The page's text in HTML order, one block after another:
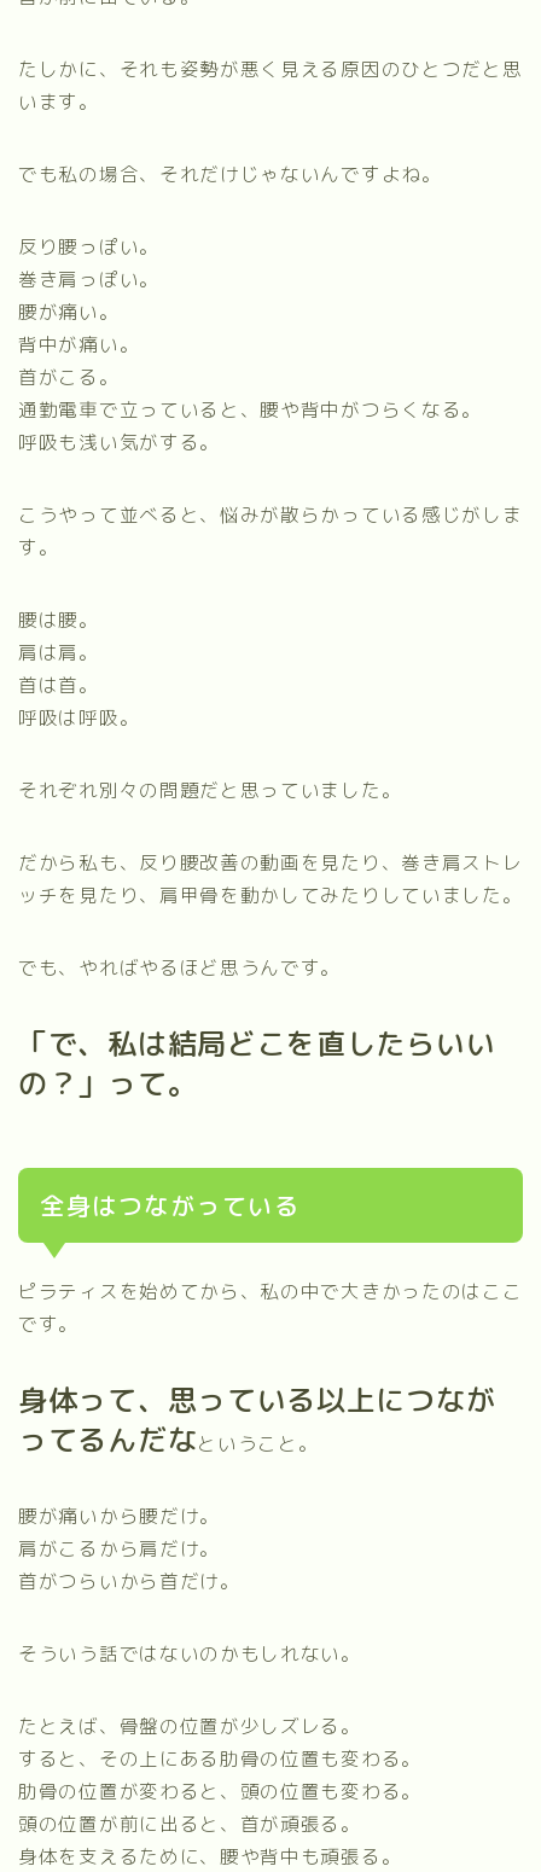
たしかに、それも姿勢が悪く見える原因のひとつだと思
います。
でも私の場合、それだけじゃないんですよね。
反り腰っぽい。
巻き肩っぽい。
腰が痛い。
背中が痛い。
首がこる。
通勤電車で立っていると、腰や背中がつらくなる。
呼吸も浅い気がする。
こうやって並べると、悩みが散らかっている感じがしま
す。
腰は腰。
肩は肩。
首は首。
呼吸は呼吸。
それぞれ別々の問題だと思っていました。
だから私も、反り腰改善の動画を見たり、巻き肩ストレ
ッチを見たり、肩甲骨を動かしてみたりしていました。
でも、やればやるほど思うんです。
「で、私は結局どこを直したらいい
の？」って。
全身はつながっている
ピラティスを始めてから、私の中で大きかったのはここ
です。
身体って、思っている以上につなが
ってるんだなということ。
腰が痛いから腰だけ。
肩がこるから肩だけ。
首がつらいから首だけ。
そういう話ではないのかもしれない。
たとえば、骨盤の位置が少しズレる。
すると、その上にある肋骨の位置も変わる。
肋骨の位置が変わると、頭の位置も変わる。
頭の位置が前に出ると、首が頑張る。
身体を支えるために、腰や背中も頑張る。